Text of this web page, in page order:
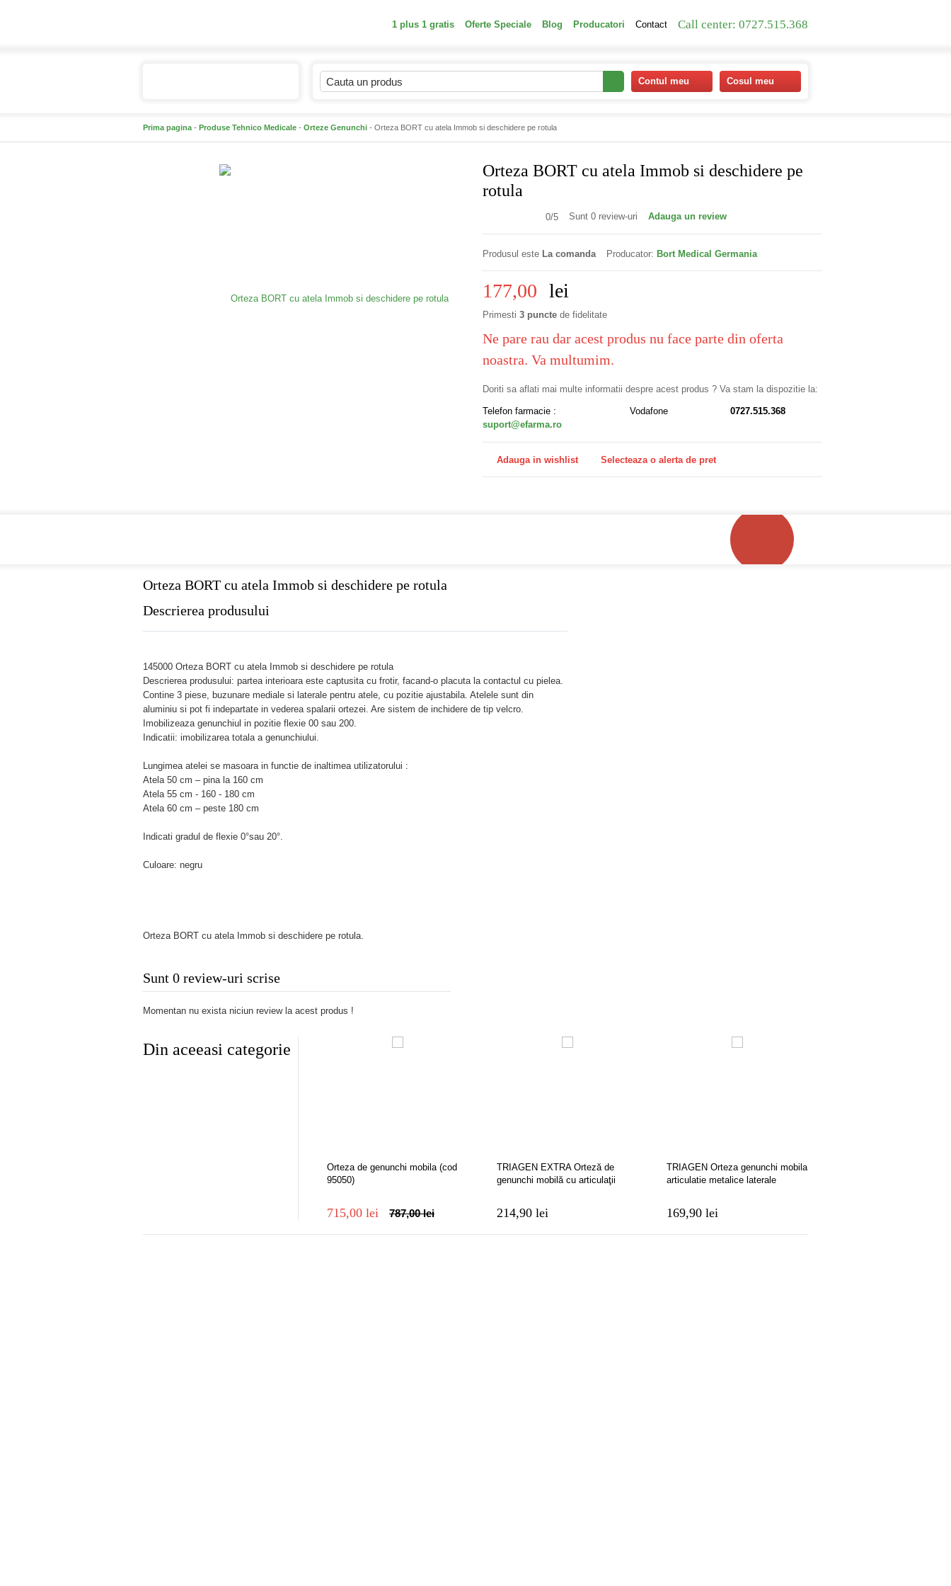
1 plus 1 gratis Oferte Speciale Blog Producatori Contact Call center: 0727.515.368
Contul meu Cosul meu
Prima pagina - Produse Tehnico Medicale - Orteze Genunchi - Orteza BORT cu atela Immob si deschidere pe rotula
Orteza BORT cu atela Immob si deschidere pe
rotula
0/5 Sunt 0 review-uri Adauga un review
Produsul este La comanda Producator: Bort Medical Germania
177,00 lei
Primesti 3 puncte de fidelitate
Ne pare rau dar acest produs nu face parte din oferta
noastra. Va multumim.
Doriti sa aflati mai multe informatii despre acest produs ? Va stam la dispozitie la:
Telefon farmacie : Vodafone
0727.515.368
suport@efarma.ro
Adauga in wishlist Selecteaza o alerta de pret
Orteza BORT cu atela Immob si deschidere pe rotula
Descrierea produsului
145000 Orteza BORT cu atela Immob si deschidere pe rotula
Descrierea produsului: partea interioara este captusita cu frotir, facand-o placuta la contactul cu pielea.
Contine 3 piese, buzunare mediale si laterale pentru atele, cu pozitie ajustabila. Atelele sunt din
aluminiu si pot fi indepartate in vederea spalarii ortezei. Are sistem de inchidere de tip velcro.
Imobilizeaza genunchiul in pozitie flexie 00 sau 200.
Indicatii: imobilizarea totala a genunchiului.
Lungimea atelei se masoara in functie de inaltimea utilizatorului :
Atela 50 cm – pina la 160 cm
Atela 55 cm - 160 - 180 cm
Atela 60 cm – peste 180 cm
Indicati gradul de flexie 0°sau 20°.
Culoare: negru
Orteza BORT cu atela Immob si deschidere pe rotula.
Sunt 0 review-uri scrise
Momentan nu exista niciun review la acest produs !
Din aceeasi categorie
Orteza de genunchi mobila (cod
95050)
715,00 lei 787,00 lei
TRIAGEN EXTRA Orteză de
genunchi mobilă cu articulaţii
214,90 lei
TRIAGEN Orteza genunchi mobila
articulatie metalice laterale
169,90 lei